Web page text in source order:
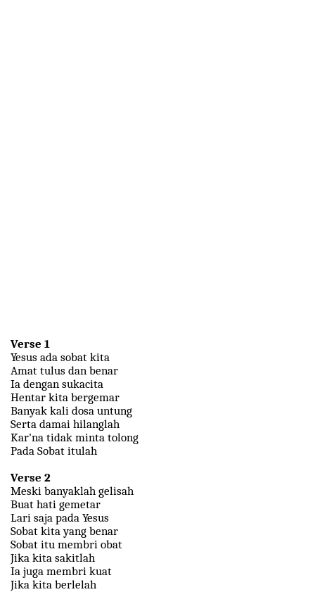
Verse 1
Yesus ada sobat kita
Amat tulus dan benar
Ia dengan sukacita
Hentar kita bergemar
Banyak kali dosa untung
Serta damai hilanglah
Kar'na tidak minta tolong
Pada Sobat itulah
Verse 2
Meski banyaklah gelisah
Buat hati gemetar
Lari saja pada Yesus
Sobat kita yang benar
Sobat itu membri obat
Jika kita sakitlah
Ia juga membri kuat
Jika kita berlelah